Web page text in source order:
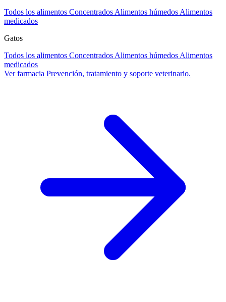
Todos los alimentos Concentrados Alimentos húmedos Alimentos
medicados
Gatos
Todos los alimentos Concentrados Alimentos húmedos Alimentos
medicados
Ver farmacia Prevención, tratamiento y soporte veterinario.